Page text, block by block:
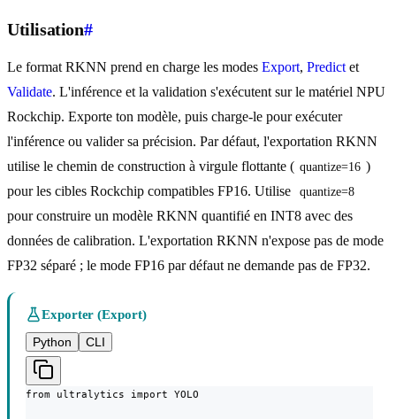
Utilisation#
Le format RKNN prend en charge les modes Export, Predict et
Validate. L'inférence et la validation s'exécutent sur le matériel NPU
Rockchip. Exporte ton modèle, puis charge-le pour exécuter
l'inférence ou valider sa précision. Par défaut, l'exportation RKNN
utilise le chemin de construction à virgule flottante ( quantize=16 )
pour les cibles Rockchip compatibles FP16. Utilise
quantize=8
pour construire un modèle RKNN quantifié en INT8 avec des
données de calibration. L'exportation RKNN n'expose pas de mode
FP32 séparé ; le mode FP16 par défaut ne demande pas de FP32.
Exporter (Export)
Python
CLI
from ultralytics import YOLO